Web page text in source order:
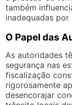
também
inadequadas
O Papel das
As autoridades
segurança nas
fiscalização
rigorosamente
desencorajar